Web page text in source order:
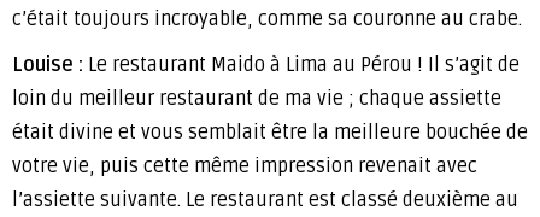
c’était toujours incroyable, comme sa couronne au crabe.
Louise : Le restaurant Maido à Lima au Pérou ! Il s’agit de
loin du meilleur restaurant de ma vie ; chaque assiette
était divine et vous semblait être la meilleure bouchée de
votre vie, puis cette même impression revenait avec
l’assiette suivante. Le restaurant est classé deuxième au